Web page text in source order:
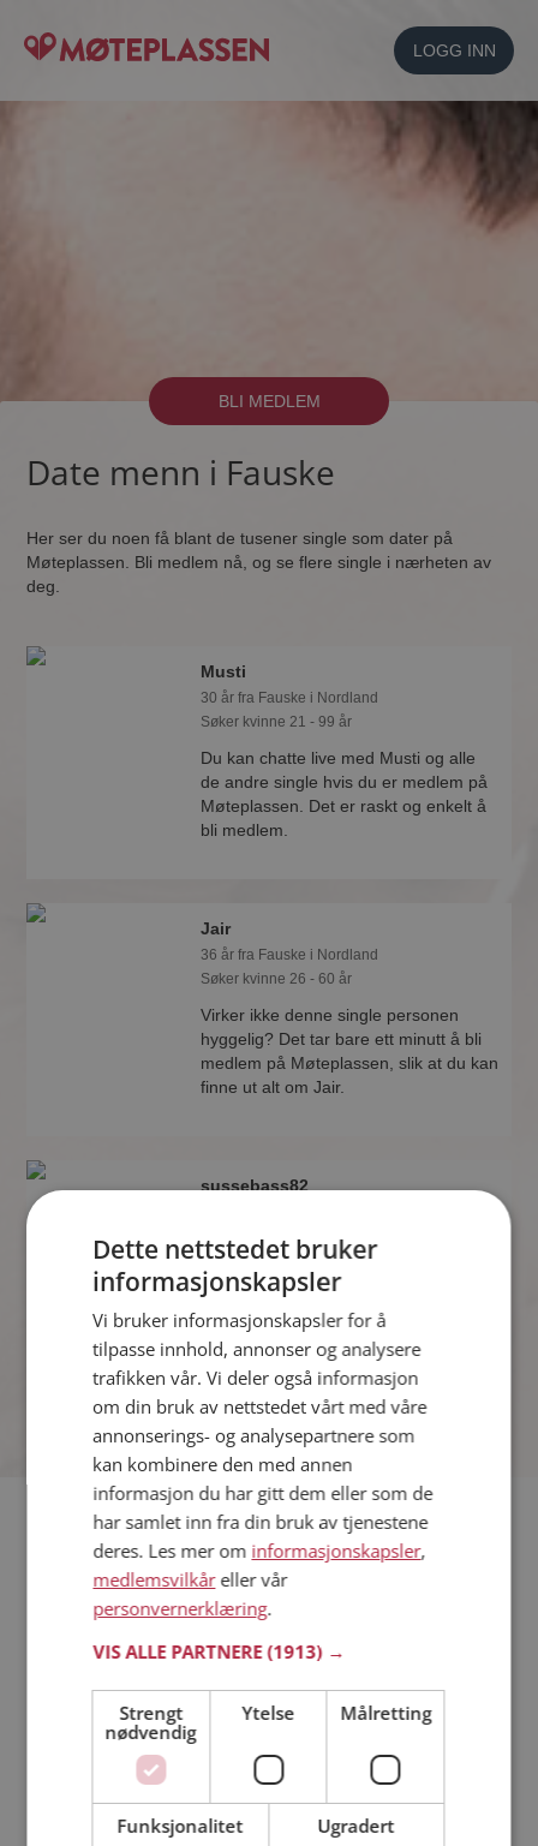
LOGG INN
BLI MEDLEM
Date menn i Fauske
Her ser du noen få blant de tusener single som dater på
Møteplassen. Bli medlem nå, og se flere single i nærheten av
deg.
Musti
30 år fra Fauske i Nordland
Søker kvinne 21 - 99 år
Du kan chatte live med Musti og alle
de andre single hvis du er medlem på
Møteplassen. Det er raskt og enkelt å
bli medlem.
Jair
36 år fra Fauske i Nordland
Søker kvinne 26 - 60 år
Virker ikke denne single personen
hyggelig? Det tar bare ett minutt å bli
medlem på Møteplassen, slik at du kan
finne ut alt om Jair.
sussebass82
Søker kvinne 33 - 53 år
Som medlem kan du vise deg frem for
sussebass82 og tusener av andre
single på Møteplassen! Ta sjansen og
se hvem som synes du er interessant.
Hvis du søker dating i Fauske har du kommet til riktig sted.
På Møteplassen kan du bli medlem og søke blant tusenvis av
datinginteresserte single i Fauske
Läs mer
Trinn 1 - Bli medlem og lag en presentasjon
Trinn 2 - Slik fungerer våre søkefunksjoner
Trinn 3 - Tips til hvordan du tar kontakt
Sikker dating
Dating på mobilen
Dette nettstedet bruker
informasjonskapsler
Vi bruker informasjonskapsler for å
tilpasse innhold, annonser og analysere
trafikken vår. Vi deler også informasjon
om din bruk av nettstedet vårt med våre
annonserings- og analysepartnere som
kan kombinere den med annen
informasjon du har gitt dem eller som de
har samlet inn fra din bruk av tjenestene
deres. Les mer om informasjonskapsler,
medlemsvilkåreller vår
personvernerklæring.
VIS ALLE PARTNERE(1913) →
Strengt
nødvendig
Ytelse Målretting
Funksjonalitet Ugradert